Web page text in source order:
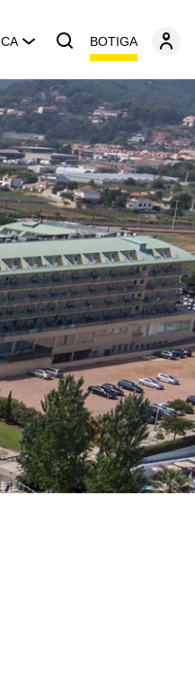
CA BOTIGA